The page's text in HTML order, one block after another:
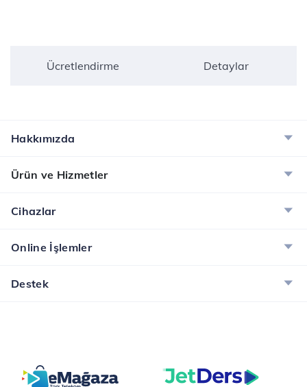
Ücretlendirme Detaylar
Hakkımızda
Ürün ve Hizmetler
Cihazlar
Online İşlemler
Destek